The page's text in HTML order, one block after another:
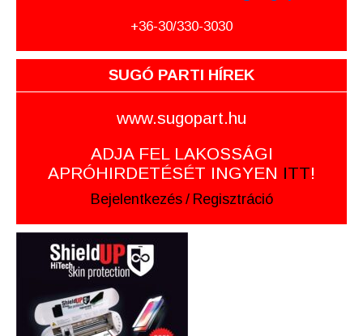
+36-30/330-3030
SUGÓ PARTI HÍREK
www.sugopart.hu
ADJA FEL LAKOSSÁGI
APRÓHIRDETÉSÉT INGYEN ITT!
Bejelentkezés / Regisztráció